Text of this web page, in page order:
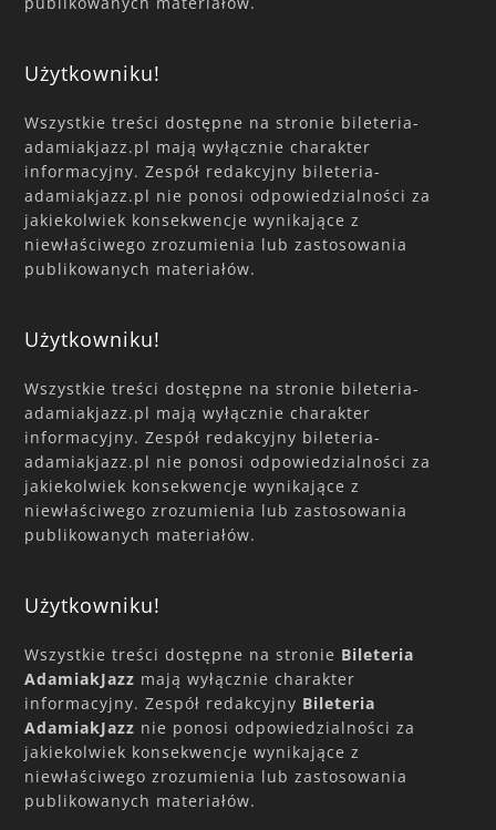
Użytkowniku!
Wszystkie treści dostępne na stronie bileteria-
adamiakjazz.pl mają wyłącznie charakter
informacyjny. Zespół redakcyjny bileteria-
adamiakjazz.pl nie ponosi odpowiedzialności za
jakiekolwiek konsekwencje wynikające z
niewłaściwego zrozumienia lub zastosowania
publikowanych materiałów.
Użytkowniku!
Wszystkie treści dostępne na stronie bileteria-
adamiakjazz.pl mają wyłącznie charakter
informacyjny. Zespół redakcyjny bileteria-
adamiakjazz.pl nie ponosi odpowiedzialności za
jakiekolwiek konsekwencje wynikające z
niewłaściwego zrozumienia lub zastosowania
publikowanych materiałów.
Użytkowniku!
Wszystkie treści dostępne na stronie Bileteria
AdamiakJazz mają wyłącznie charakter
informacyjny. Zespół redakcyjny Bileteria
AdamiakJazz nie ponosi odpowiedzialności za
jakiekolwiek konsekwencje wynikające z
niewłaściwego zrozumienia lub zastosowania
publikowanych materiałów.